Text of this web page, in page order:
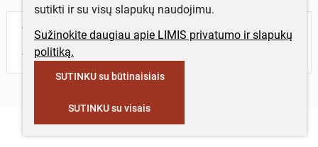
Turite daugiau informacijos apie objektą?
Parašykite mums!
sutikti ir su visų slapukų naudojimu.
Sužinokite daugiau apie LIMIS privatumo ir slapukų
politiką.
SUTINKU su būtinaisiais
SUTINKU su visais